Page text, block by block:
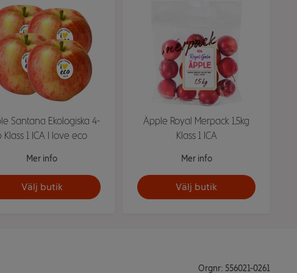
Santana Ekologiska 4-
Klass 1 ICA I love eco
Mer info
Välj butik
Äpple Royal Merpack 1,5kg
Klass 1 ICA
Mer info
Välj butik
Orgnr: 556021-0261